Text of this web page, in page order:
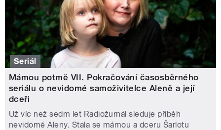
Seriál
Mámou potmě VII. Pokračování časosběrného
seriálu o nevidomé samoživitelce Aleně a její
dceři
Už víc než sedm let Radiožurnál sleduje příběh
nevidomé Aleny. Stala se mámou a dceru Šarlotu